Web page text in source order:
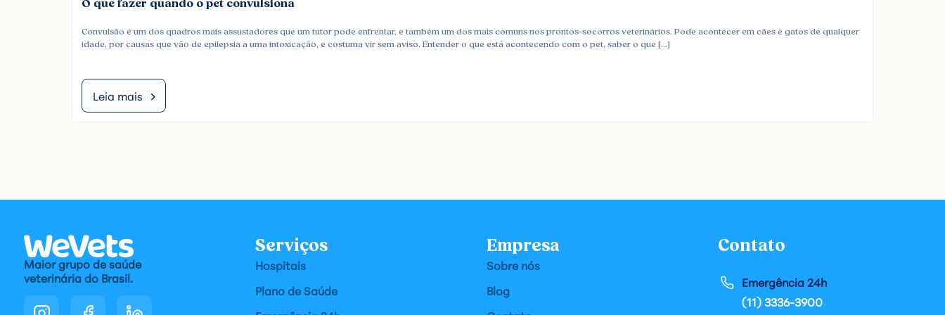
O que fazer quando o pet convulsiona
Convulsão é um dos quadros mais assustadores que um tutor pode enfrentar, e também um dos mais comuns nos prontos-socorros veterinários. Pode acontecer em cães e gatos de qualquer
idade, por causas que vão de epilepsia a uma intoxicação, e costuma vir sem aviso. Entender o que está acontecendo com o pet, saber o que […]
Leia mais
Maior grupo de saúde
veterinária do Brasil.
Serviços
Hospitais
Plano de Saúde
Empresa
Sobre nós
Blog
Contato
Emergência 24h
(11) 3336-3900